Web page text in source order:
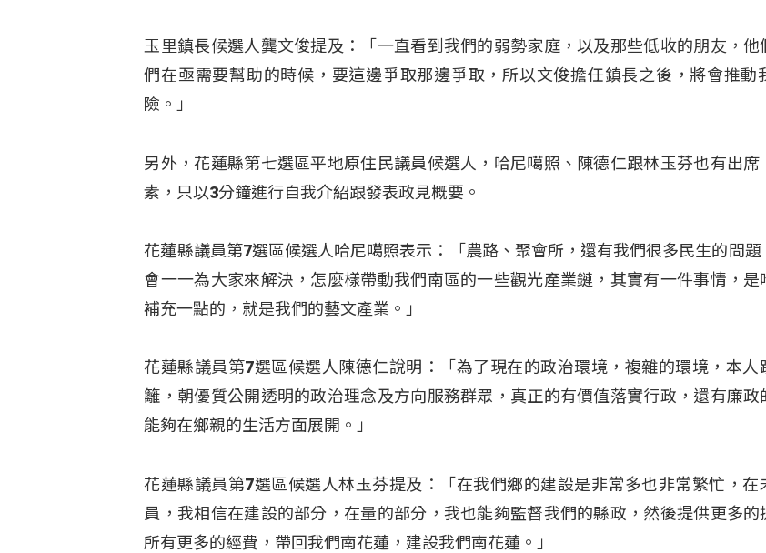
玉里鎮長候選人龔文俊提及：「一直看到我們的弱勢家庭，以及那些低收的朋友，他
們在亟需要幫助的時候，要這邊爭取那邊爭取，所以文俊擔任鎮長之後，將會推動
險。」
另外，花蓮縣第七選區平地原住民議員候選人，哈尼噶照、陳德仁跟林玉芬也有出席
素，只以3分鐘進行自我介紹跟發表政見概要。
花蓮縣議員第7選區候選人哈尼噶照表示：「農路、聚會所，還有我們很多民生的問題
會一一為大家來解決，怎麼樣帶動我們南區的一些觀光產業鏈，其實有一件事情，是
補充一點的，就是我們的藝文產業。」
花蓮縣議員第7選區候選人陳德仁說明：「為了現在的政治環境，複雜的環境，本人
籬，朝優質公開透明的政治理念及方向服務群眾，真正的有價值落實行政，還有廉政
能夠在鄉親的生活方面展開。」
花蓮縣議員第7選區候選人林玉芬提及：「在我們鄉的建設是非常多也非常繁忙，在
員，我相信在建設的部分，在量的部分，我也能夠監督我們的縣政，然後提供更多的
所有更多的經費，帶回我們南花蓮，建設我們南花蓮。」